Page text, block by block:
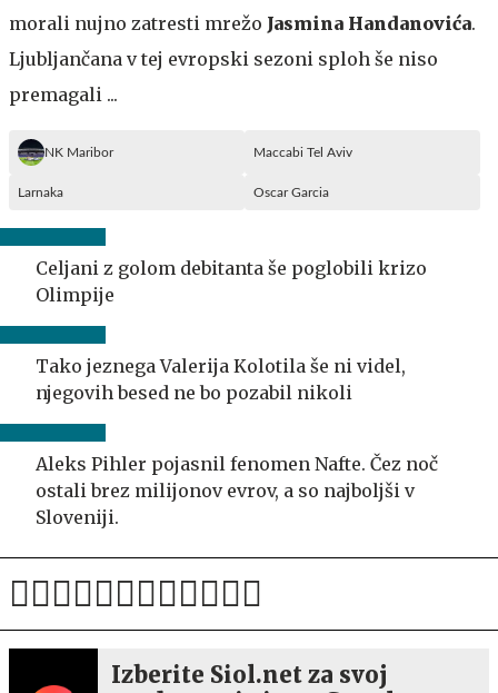
morali nujno zatresti mrežo Jasmina Handanovića.
Ljubljančana v tej evropski sezoni sploh še niso
premagali ...
NK Maribor Maccabi Tel Aviv
Larnaka Oscar Garcia
Celjani z golom debitanta še poglobili krizo
Olimpije
Tako jeznega Valerija Kolotila še ni videl,
njegovih besed ne bo pozabil nikoli
Aleks Pihler pojasnil fenomen Nafte. Čez noč
ostali brez milijonov evrov, a so najboljši v
Sloveniji.
Izberite Siol.net za svoj